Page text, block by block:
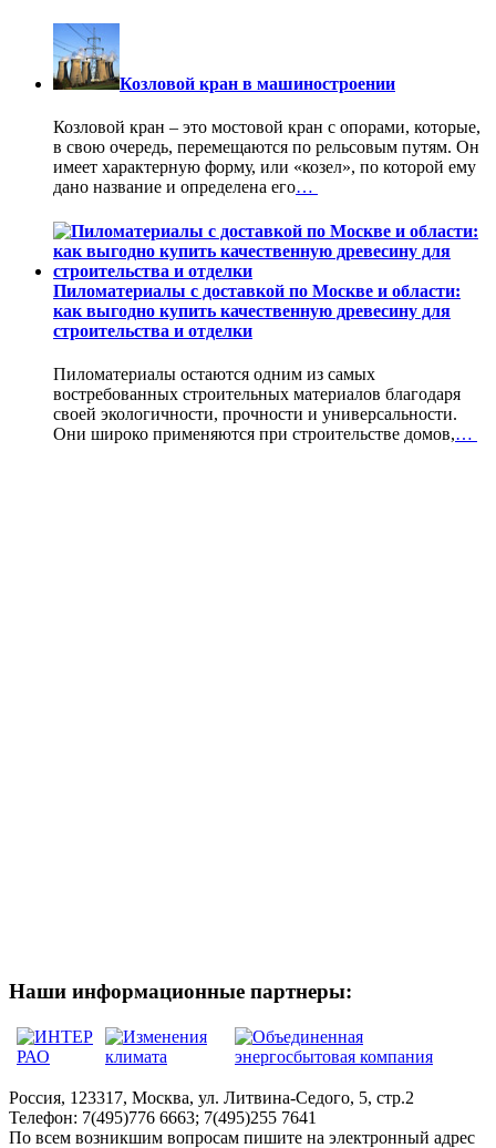
Козловой кран в машиностроении
Козловой кран – это мостовой кран с опорами, которые,
в свою очередь, перемещаются по рельсовым путям. Он
имеет характерную форму, или «козел», по которой ему
дано название и определена его…
Пиломатериалы с доставкой по Москве и области:
как выгодно купить качественную древесину для
строительства и отделки
Пиломатериалы остаются одним из самых
востребованных строительных материалов благодаря
своей экологичности, прочности и универсальности.
Они широко применяются при строительстве домов,…
Наши информационные партнеры:
Россия, 123317, Москва, ул. Литвина-Седого, 5, стр.2
Телефон: 7(495)776 6663; 7(495)255 7641
По всем возникшим вопросам пишите на электронный адрес